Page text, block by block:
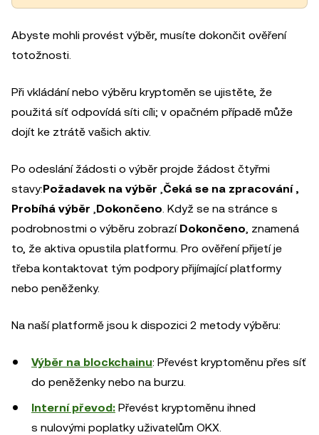
Abyste mohli provést výběr, musíte dokončit ověření
totožnosti.
Při vkládání nebo výběru kryptoměn se ujistěte, že
použitá síť odpovídá síti cíli; v opačném případě může
dojít ke ztrátě vašich aktiv.
Po odeslání žádosti o výběr projde žádost čtyřmi
stavy:Požadavek na výběr ,Čeká se na zpracování ,
Probíhá výběr ,Dokončeno. Když se na stránce s
podrobnostmi o výběru zobrazí Dokončeno, znamená
to, že aktiva opustila platformu. Pro ověření přijetí je
třeba kontaktovat tým podpory přijímající platformy
nebo peněženky.
Na naší platformě jsou k dispozici 2 metody výběru:
Výběr na blockchainu: Převést kryptoměnu přes síť
do peněženky nebo na burzu.
Interní převod: Převést kryptoměnu ihned
s nulovými poplatky uživatelům OKX.